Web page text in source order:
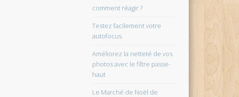
comment réagir ?
Testez facilement votre
autofocus
Améliorez la netteté de vos
photos avec le filtre passe-
haut
Le Marché de Noël de